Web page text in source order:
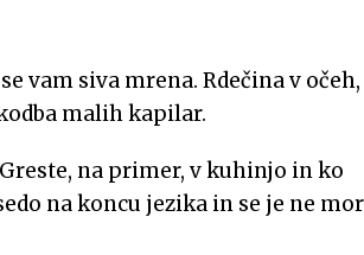
vam siva mrena. Rdečina v
malih kapilar.
na primer, v kuhinjo in ko
na koncu jezika in se je ne